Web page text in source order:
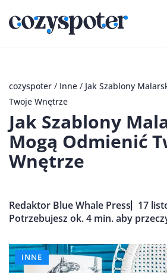
cozyspoter / Inne / Jak Szablony
Twoje Wnętrze
Jak Szablony
Mogą Odmienić
Wnętrze
Redaktor Blue Whale Press
17
Potrzebujesz ok. 4 min. aby
INNE